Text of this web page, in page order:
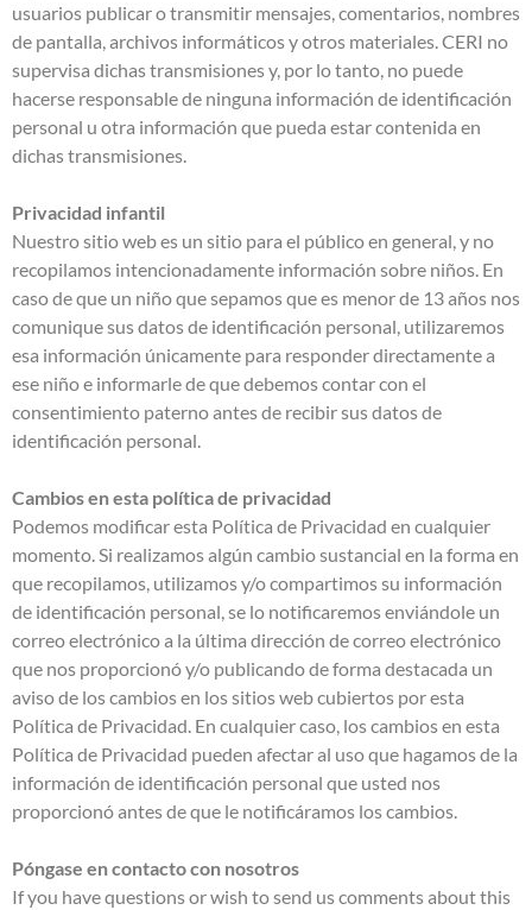
usuarios publicar o transmitir mensajes, comentarios, nombres
de pantalla, archivos informáticos y otros materiales. CERI no
supervisa dichas transmisiones y, por lo tanto, no puede
hacerse responsable de ninguna información de identificación
personal u otra información que pueda estar contenida en
dichas transmisiones.
Privacidad infantil
Nuestro sitio web es un sitio para el público en general, y no
recopilamos intencionadamente información sobre niños. En
caso de que un niño que sepamos que es menor de 13 años nos
comunique sus datos de identificación personal, utilizaremos
esa información únicamente para responder directamente a
ese niño e informarle de que debemos contar con el
consentimiento paterno antes de recibir sus datos de
identificación personal.
Cambios en esta política de privacidad
Podemos modificar esta Política de Privacidad en cualquier
momento. Si realizamos algún cambio sustancial en la forma en
que recopilamos, utilizamos y/o compartimos su información
de identificación personal, se lo notificaremos enviándole un
correo electrónico a la última dirección de correo electrónico
que nos proporcionó y/o publicando de forma destacada un
aviso de los cambios en los sitios web cubiertos por esta
Política de Privacidad. En cualquier caso, los cambios en esta
Política de Privacidad pueden afectar al uso que hagamos de la
información de identificación personal que usted nos
proporcionó antes de que le notificáramos los cambios.
Póngase en contacto con nosotros
If you have questions or wish to send us comments about this